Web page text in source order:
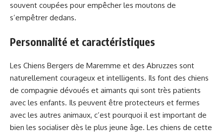
souvent coupées pour empêcher les moutons de
s’empêtrer dedans.
Personnalité et caractéristiques
Les Chiens Bergers de Maremme et des Abruzzes sont
naturellement courageux et intelligents. Ils font des chiens
de compagnie dévoués et aimants qui sont très patients
avec les enfants. Ils peuvent être protecteurs et fermes
avec les autres animaux, c’est pourquoi il est important de
bien les socialiser dès le plus jeune âge. Les chiens de cette